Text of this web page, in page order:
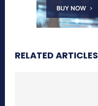
RELATED ARTICLES